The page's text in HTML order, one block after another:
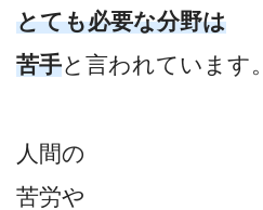
とても必要な分野は
苦手と言われています。
人間の
苦労や